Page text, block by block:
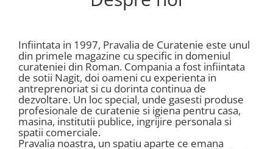
Folie Aluminiu
Hartie de Copt
Intretinere frigider
Pungi alimentare
Solutii covoare tapiterii
Odorizante
Nebulizatoare & Rezerve Parfum
Parfumuri cu Bețișoare
Parfumuri cu Pulverizator
Galeti mopuri
Insecticide
Dezinfectante
Barbati
Bărbierit
Parfumuri bărbați
Îngrijire corp
Îngrijire față
Ceaiuri
Infiintata in 1997, Pravalia de Curatenie este unul
din primele magazine cu specific in domeniul
curateniei din Roman. Compania a fost infiintata
de sotii Nagit, doi oameni cu experienta in
antreprenoriat si cu dorinta continua de
dezvoltare. Un loc special, unde gasesti produse
profesionale de curatenie si igiena pentru casa,
masina, institutii publice, ingrijire personala si
spatii comerciale.
Pravalia noastra, un spatiu aparte ce emana